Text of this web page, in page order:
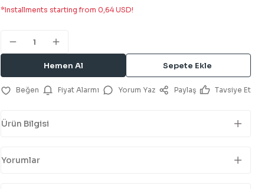
*Installments starting from 0,64 USD!
Hemen Al Sepete Ekle
Fiyat Alarmı Yorum Yaz Paylaş Tavsiye Et
Ürün Bilgisi
Yorumlar